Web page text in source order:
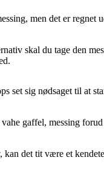
men det er
skal du tage den
set sig nødsaget til at
gaffel, messing
det tit være et